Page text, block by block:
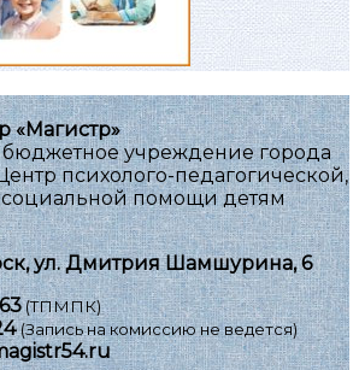
учреждение города
психолого-педагогической,
помощи детям
ул. Дмитрия Шамшурина, 6
(ТПМПК)
(Запись на комиссию не ведется)